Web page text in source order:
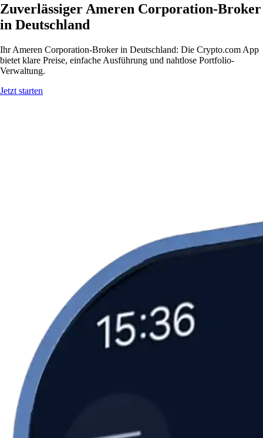
Zuverlässiger Ameren Corporation-Broker
in Deutschland
Ihr Ameren Corporation-Broker in Deutschland: Die Crypto.com App
bietet klare Preise, einfache Ausführung und nahtlose Portfolio-
Verwaltung.
Jetzt starten